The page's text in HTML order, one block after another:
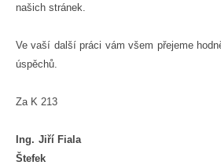
našich stránek.
Ve vaší další práci vám všem přejeme
úspěchů.
Za K 213
Ing. Jiří Fiala
Štefek